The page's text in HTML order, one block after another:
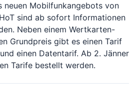
neuen Mobilfunkangebots von
sind ab sofort Informationen
Neben einem Wertkarten-
Grundpreis gibt es einen Tarif
einen Datentarif. Ab 2. Jänner
Tarife bestellt werden.